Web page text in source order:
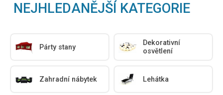
NEJHLEDANĚJŠÍ KATEGORIE
Párty stany
Dekorativní
osvětlení
Zahradní nábytek Lehátka